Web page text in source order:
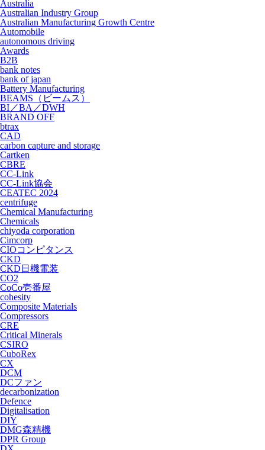
Australia
Australian Industry Group
Australian Manufacturing Growth Centre
Automobile
autonomous driving
Awards
B2B
bank notes
bank of japan
Battery Manufacturing
BEAMS（ビームス）
BI／BA／DWH
BRAND OFF
btrax
CAD
carbon capture and storage
Cartken
CBRE
CC-Link
CC-Link協会
CEATEC 2024
centrifuge
Chemical Manufacturing
Chemicals
chiyoda corporation
Cimcorp
CIOコンピタンス
CKD
CKD日機電装
CO2
CoCo壱番屋
cohesity
Composite Materials
Compressors
CRE
Critical Minerals
CSIRO
CuboRex
CX
DCM
DCファン
decarbonization
Defence
Digitalisation
DIY
DMG森精機
DPR Group